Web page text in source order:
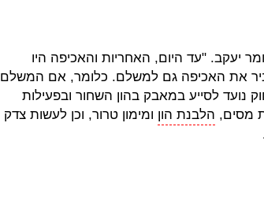
יעקב. "עד היום, האחריות והאכיפה היו
את האכיפה גם למשלם. כלומר, אם המשלם
נועד לסייע במאבק בהון השחור ובפעילות
מסים, הלבנת הון ומימון טרור, וכן לעשות צדק